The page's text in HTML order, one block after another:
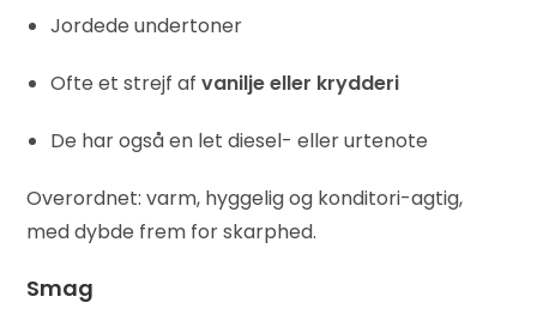
Jordede undertoner
Ofte et strejf afvanilje eller krydderi
De har også en let diesel- eller urtenote
Overordnet: varm, hyggelig og konditori-agtig,
med dybde frem for skarphed.
Smag